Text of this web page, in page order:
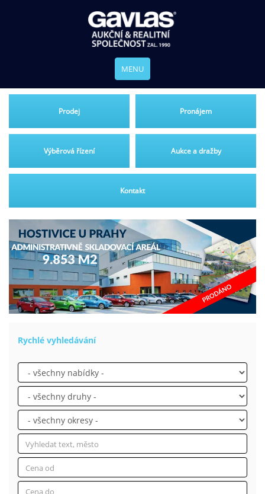
MENU
Prodej Pronájem
Výběrová řízení Aukce a dražby
Kontakt
Rychlé vyhledávání